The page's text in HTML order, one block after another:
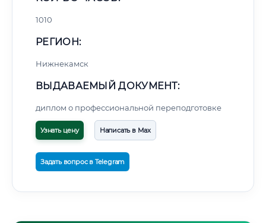
1010
РЕГИОН:
Нижнекамск
ВЫДАВАЕМЫЙ ДОКУМЕНТ:
диплом о профессиональной переподготовке
Узнать цену Написать в Max
Задать вопрос в Telegram